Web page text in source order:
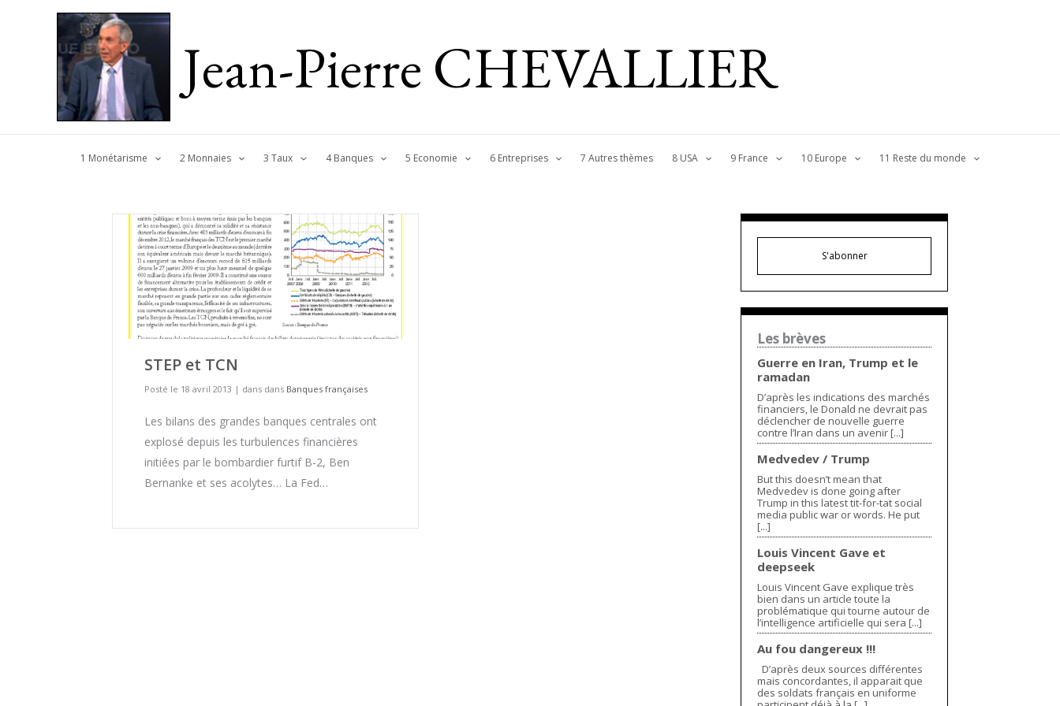
Jean-Pierre CHEVALLIER
1 Monétarisme 2 Monnaies 3 Taux 4 Banques 5 Economie 6 Entreprises 7 Autres thèmes 8 USA 9 France 10 Europe 11 Reste du monde
STEP et TCN
Posté le 18 avril 2013 | dans dans Banques françaises
Les bilans des grandes banques centrales ont
explosé depuis les turbulences financières
initiées par le bombardier furtif B-2, Ben
Bernanke et ses acolytes… La Fed…
S'abonner
Les brèves
Guerre en Iran, Trump et le
ramadan
D’après les indications des marchés
financiers, le Donald ne devrait pas
déclencher de nouvelle guerre
contre l’Iran dans un avenir [...]
Medvedev / Trump
But this doesn’t mean that
Medvedev is done going after
Trump in this latest tit-for-tat social
media public war or words. He put
[...]
Louis Vincent Gave et
deepseek
Louis Vincent Gave explique très
bien dans un article toute la
problématique qui tourne autour de
l’intelligence artificielle qui sera [...]
Au fou dangereux !!!
D’après deux sources différentes
mais concordantes, il apparait que
des soldats français en uniforme